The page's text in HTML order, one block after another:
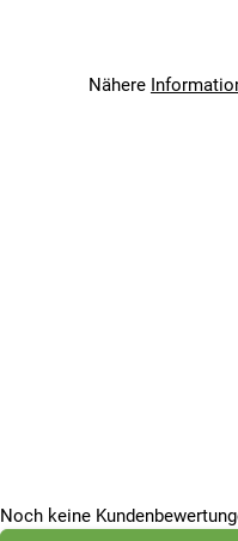
Bitte beachte,
Nähere
Noch keine